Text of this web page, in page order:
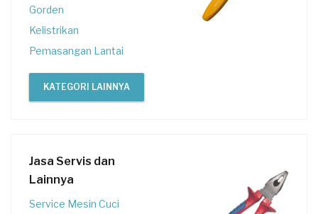
Gorden
Kelistrikan
Pemasangan Lantai
KATEGORI LAINNYA
Jasa Servis dan
Lainnya
Service Mesin Cuci